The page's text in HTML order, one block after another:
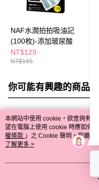
NAF水潤拍拍吸油記
(100枚)-添加玻尿酸
NT$129
NT$165
你可能有興趣的商品
熱門標籤
本網站中使用 cookie，欲查詢有關
望在電腦上使用 cookie 時應如何
權條款 」之 Cookie 聲明。您繼
用條款之 Cookie 聲明使用 cookie
了解更多 >